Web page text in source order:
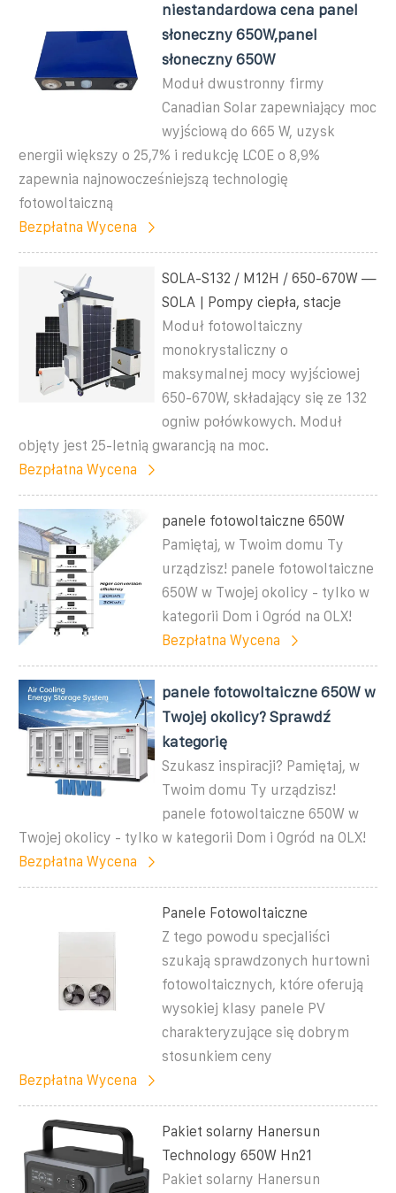
niestandardowa cena panel
słoneczny 650W,panel
słoneczny 650W
Moduł dwustronny firmy
Canadian Solar zapewniający moc
wyjściową do 665 W, uzysk
energii większy o 25,7% i redukcję LCOE o 8,9%
zapewnia najnowocześniejszą technologię
fotowoltaiczną
Bezpłatna Wycena
SOLA-S132 / M12H / 650-670W —
SOLA | Pompy ciepła, stacje
Moduł fotowoltaiczny
monokrystaliczny o
maksymalnej mocy wyjściowej
650-670W, składający się ze 132
ogniw połówkowych. Moduł
objęty jest 25-letnią gwarancją na moc.
Bezpłatna Wycena
panele fotowoltaiczne 650W
Pamiętaj, w Twoim domu Ty
urządzisz! panele fotowoltaiczne
650W w Twojej okolicy - tylko w
kategorii Dom i Ogród na OLX!
Bezpłatna Wycena
panele fotowoltaiczne 650W w
Twojej okolicy? Sprawdź
kategorię
Szukasz inspiracji? Pamiętaj, w
Twoim domu Ty urządzisz!
panele fotowoltaiczne 650W w
Twojej okolicy - tylko w kategorii Dom i Ogród na OLX!
Bezpłatna Wycena
Panele Fotowoltaiczne
Z tego powodu specjaliści
szukają sprawdzonych hurtowni
fotowoltaicznych, które oferują
wysokiej klasy panele PV
charakteryzujące się dobrym
stosunkiem ceny
Bezpłatna Wycena
Pakiet solarny Hanersun
Technology 650W Hn21
Pakiet solarny Hanersun